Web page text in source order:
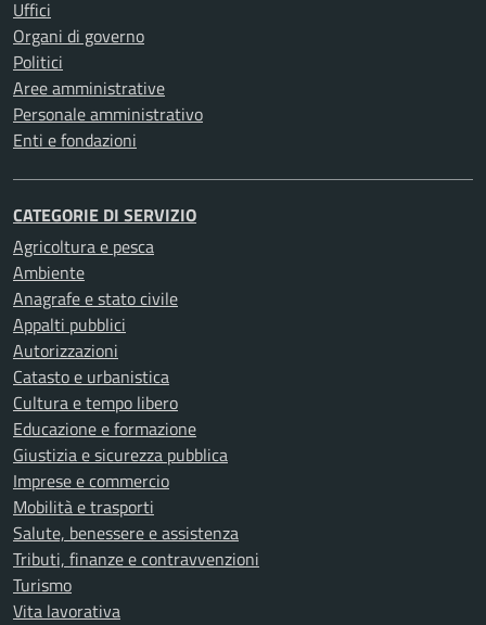
Uffici
Organi di governo
Politici
Aree amministrative
Personale amministrativo
Enti e fondazioni
CATEGORIE DI SERVIZIO
Agricoltura e pesca
Ambiente
Anagrafe e stato civile
Appalti pubblici
Autorizzazioni
Catasto e urbanistica
Cultura e tempo libero
Educazione e formazione
Giustizia e sicurezza pubblica
Imprese e commercio
Mobilità e trasporti
Salute, benessere e assistenza
Tributi, finanze e contravvenzioni
Turismo
Vita lavorativa